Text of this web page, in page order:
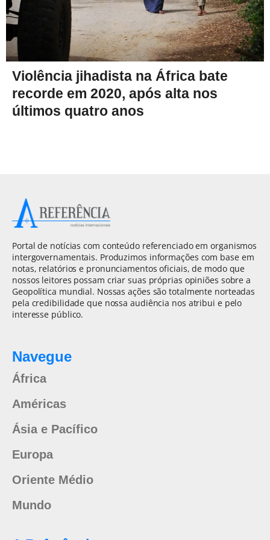
Violência jihadista na África bate
recorde em 2020, após alta nos
últimos quatro anos
Portal de notícias com conteúdo referenciado em organismos
intergovernamentais. Produzimos informações com base em
notas, relatórios e pronunciamentos oficiais, de modo que
nossos leitores possam criar suas próprias opiniões sobre a
Geopolítica mundial. Nossas ações são totalmente norteadas
pela credibilidade que nossa audiência nos atribui e pelo
interesse público.
Navegue
África
Américas
Ásia e Pacífico
Europa
Oriente Médio
Mundo